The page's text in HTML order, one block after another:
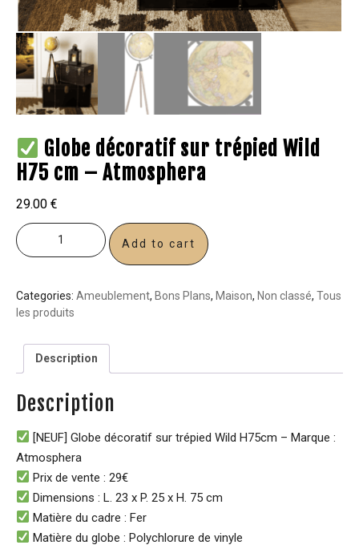
Globe décoratif sur trépied Wild
H75 cm – Atmosphera
29.00 €
Add to cart
Categories: Ameublement, Bons Plans, Maison, Non classé, Tous
les produits
Description
Description
[NEUF] Globe décoratif sur trépied Wild H75cm – Marque :
Atmosphera
Prix de vente : 29€
Dimensions : L. 23 x P. 25 x H. 75 cm
Matière du cadre : Fer
Matière du globe : Polychlorure de vinyle